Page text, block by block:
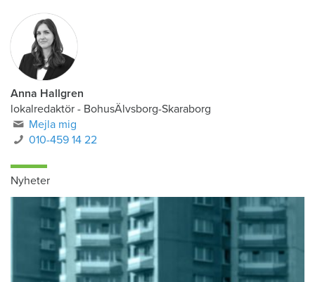
Anna Hallgren
lokalredaktör - BohusÄlvsborg-Skaraborg
Mejla mig
010-459 14 22
Nyheter